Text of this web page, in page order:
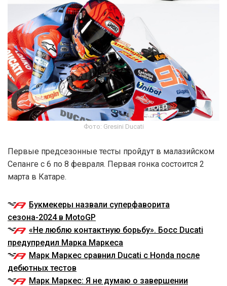
Фото: Gresini Ducati
Первые предсезонные тесты пройдут в малазийском
Сепанге с 6 по 8 февраля. Первая гонка состоится 2
марта в Катаре.
Букмекеры назвали суперфаворита
сезона-2024 в MotoGP
«Не люблю контактную борьбу». Босс Ducati
предупредил Марка Маркеса
Марк Маркес сравнил Ducati с Honda после
дебютных тестов
Марк Маркес: Я не думаю о завершении